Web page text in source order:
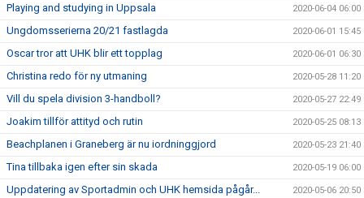
Playing and studying in Uppsala 2020-06-04 06:00
Ungdomsserierna 20/21 fastlagda 2020-06-01 15:45
Oscar tror att UHK blir ett topplag 2020-06-01 06:30
Christina redo för ny utmaning 2020-05-28 11:20
Vill du spela division 3-handboll? 2020-05-27 22:49
Joakim tillför attityd och rutin 2020-05-25 08:13
Beachplanen i Graneberg är nu iordninggjord 2020-05-23 21:40
Tina tillbaka igen efter sin skada 2020-05-19 06:00
Uppdatering av Sportadmin och UHK hemsida pågår... 2020-05-06 20:50